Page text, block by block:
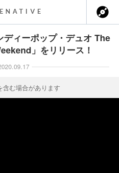
ィーポップ・デュオ The
」をリリース！
含む場合があります